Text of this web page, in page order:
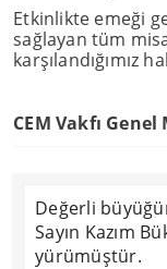
Etkinlikte emeği
sağlayan tüm
karşılandığımız
CEM Vakfı Genel
Değerli
Sayın Kazım
yürümüştür.